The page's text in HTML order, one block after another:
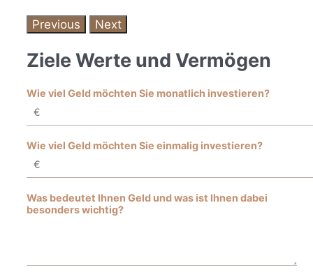
Previous Next
Ziele Werte und Vermögen
Wie viel Geld möchten Sie monatlich investieren?
Wie viel Geld möchten Sie einmalig investieren?
Was bedeutet Ihnen Geld und was ist Ihnen dabei
besonders wichtig?